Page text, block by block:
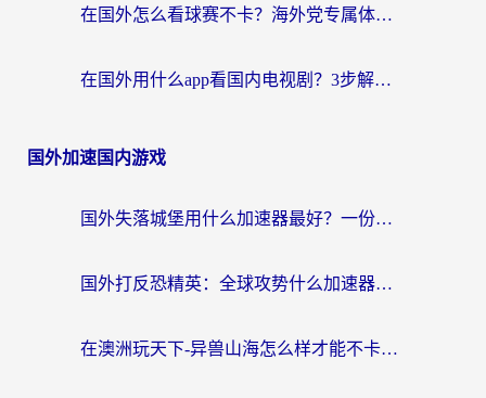
在国外怎么看球赛不卡？海外党专属体育直播自由指南
在国外用什么app看国内电视剧？3步解决版权限制+卡顿难题
国外加速国内游戏
国外失落城堡用什么加速器最好？一份来自老玩家的真实指南
国外打反恐精英：全球攻势什么加速器好用？2026海外玩家国服游戏加速终极指南
在澳洲玩天下-异兽山海怎么样才能不卡？一份给南半球玩家的自救指南